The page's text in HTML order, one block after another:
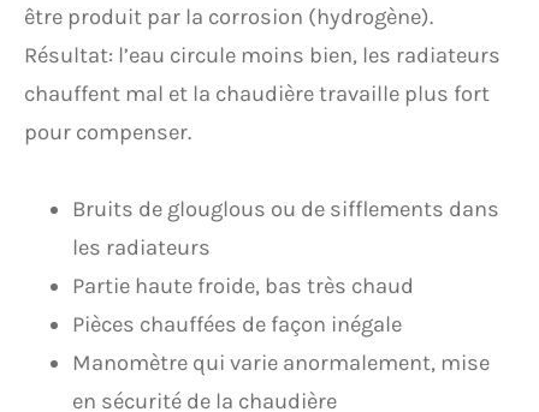
être produit par la corrosion (hydrogène).
Résultat: l’eau circule moins bien, les radiateurs
chauffent mal et la chaudière travaille plus fort
pour compenser.
Bruits de glouglous ou de sifflements dans
les radiateurs
Partie haute froide, bas très chaud
Pièces chauffées de façon inégale
Manomètre qui varie anormalement, mise
en sécurité de la chaudière